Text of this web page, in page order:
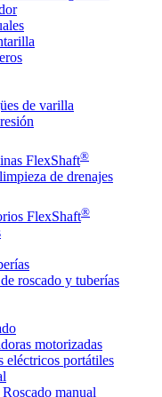
de varilla
FlexShaft®
de drenajes
FlexShaft®
roscado y tuberías
motorizadas
eléctricos portátiles
manual